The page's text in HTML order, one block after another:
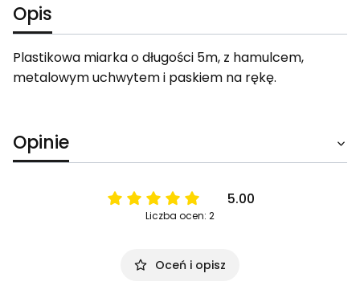
Opis
Plastikowa miarka o długości 5m, z hamulcem,
metalowym uchwytem i paskiem na rękę.
Opinie
5.00
Liczba ocen: 2
Oceń i opisz